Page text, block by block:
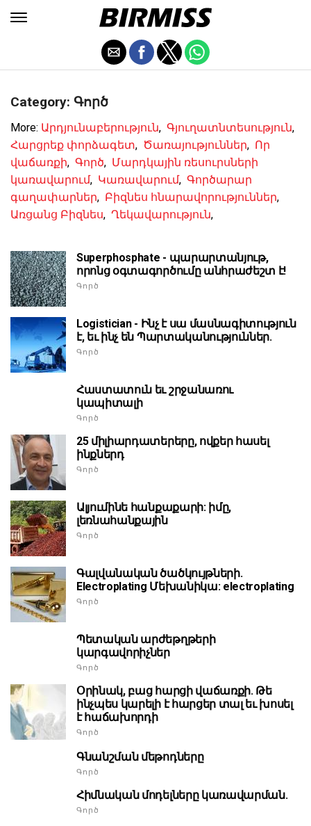
Category: Գործ
More: Արդյունաբերություն, Գյուղատնտեսություն,
Հարցրեք փորձագետ, Ծառայություններ, Որ
վաճառքի, Գործ, Մարդկային ռեսուրսների
կառավարում, Կառավարում, Գործարար
գաղափարներ, Բիզնես հնարավորություններ,
Առցանց Բիզնես, Ղեկավարություն,
Superphosphate - պարարտանյութ,
որոնց օգտագործումը անհրաժեշտ է!
Գործ
Logistician - Ինչ է սա մասնագիտություն
է, եւ ինչ են Պարտականություններ.
Գործ
Հաստատուն եւ շրջանառու
կապիտալի
Գործ
25 միլիարդատերերը, ովքեր հասել
ինքներդ
Գործ
Ալյումինե հանքաքարի: իմը,
լեռնահանքային
Գործ
Գալվանական ծածկույթների.
Electroplating Մեխանիկա: electroplating
Գործ
Պետական արժեթղթերի
կարգավորիչներ
Գործ
Օրինակ, բաց հարցի վաճառքի. Թե
ինչպես կարելի է հարցեր տալ եւ խոսել
է հաճախորդի
Գործ
Գնանշման մեթոդները
Գործ
Հիմնական մոդելները կառավարման.
Գործ